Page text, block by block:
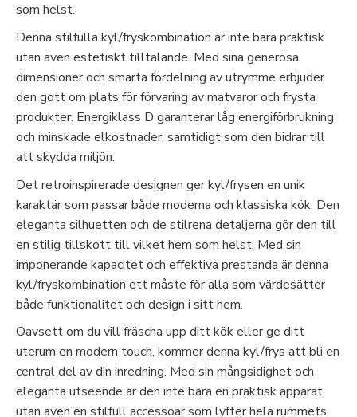
som helst.
Denna stilfulla kyl/fryskombination är inte bara praktisk
utan även estetiskt tilltalande. Med sina generösa
dimensioner och smarta fördelning av utrymme erbjuder
den gott om plats för förvaring av matvaror och frysta
produkter. Energiklass D garanterar låg energiförbrukning
och minskade elkostnader, samtidigt som den bidrar till
att skydda miljön.
Det retroinspirerade designen ger kyl/frysen en unik
karaktär som passar både moderna och klassiska kök. Den
eleganta silhuetten och de stilrena detaljerna gör den till
en stilig tillskott till vilket hem som helst. Med sin
imponerande kapacitet och effektiva prestanda är denna
kyl/fryskombination ett måste för alla som värdesätter
både funktionalitet och design i sitt hem.
Oavsett om du vill fräscha upp ditt kök eller ge ditt
uterum en modern touch, kommer denna kyl/frys att bli en
central del av din inredning. Med sin mångsidighet och
eleganta utseende är den inte bara en praktisk apparat
utan även en stilfull accessoar som lyfter hela rummets